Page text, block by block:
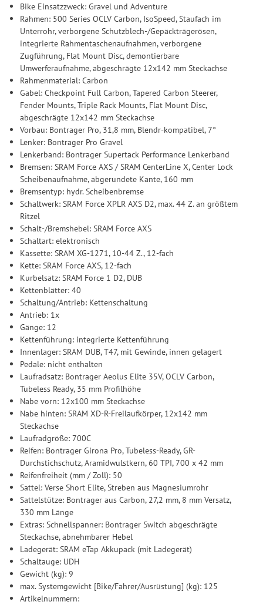
Bike Einsatzzweck: Gravel und Adventure
Rahmen: 500 Series OCLV Carbon, IsoSpeed, Staufach im
Unterrohr, verborgene Schutzblech-/Gepäckträgerösen,
integrierte Rahmentaschenaufnahmen, verborgene
Zugführung, Flat Mount Disc, demontierbare
Umwerferaufnahme, abgeschrägte 12x142 mm Steckachse
Rahmenmaterial: Carbon
Gabel: Checkpoint Full Carbon, Tapered Carbon Steerer,
Fender Mounts, Triple Rack Mounts, Flat Mount Disc,
abgeschrägte 12x142 mm Steckachse
Vorbau: Bontrager Pro, 31,8 mm, Blendr-kompatibel, 7°
Lenker: Bontrager Pro Gravel
Lenkerband: Bontrager Supertack Performance Lenkerband
Bremsen: SRAM Force AXS / SRAM CenterLine X, Center Lock
Scheibenaufnahme, abgerundete Kante, 160 mm
Bremsentyp: hydr. Scheibenbremse
Schaltwerk: SRAM Force XPLR AXS D2, max. 44 Z. an größtem
Ritzel
Schalt-/Bremshebel: SRAM Force AXS
Schaltart: elektronisch
Kassette: SRAM XG-1271, 10-44 Z., 12-fach
Kette: SRAM Force AXS, 12-fach
Kurbelsatz: SRAM Force 1 D2, DUB
Kettenblätter: 40
Schaltung/Antrieb: Kettenschaltung
Antrieb: 1x
Gänge: 12
Kettenführung: integrierte Kettenführung
Innenlager: SRAM DUB, T47, mit Gewinde, innen gelagert
Pedale: nicht enthalten
Laufradsatz: Bontrager Aeolus Elite 35V, OCLV Carbon,
Tubeless Ready, 35 mm Profilhöhe
Nabe vorn: 12x100 mm Steckachse
Nabe hinten: SRAM XD-R-Freilaufkörper, 12x142 mm
Steckachse
Laufradgröße: 700C
Reifen: Bontrager Girona Pro, Tubeless-Ready, GR-
Durchstichschutz, Aramidwulstkern, 60 TPI, 700 x 42 mm
Reifenfreiheit (mm / Zoll): 50
Sattel: Verse Short Elite, Streben aus Magnesiumrohr
Sattelstütze: Bontrager aus Carbon, 27,2 mm, 8 mm Versatz,
330 mm Länge
Extras: Schnellspanner: Bontrager Switch abgeschrägte
Steckachse, abnehmbarer Hebel
Ladegerät: SRAM eTap Akkupack (mit Ladegerät)
Schaltauge: UDH
Gewicht (kg): 9
max. Systemgewicht [Bike/Fahrer/Ausrüstung] (kg): 125
Artikelnummern: